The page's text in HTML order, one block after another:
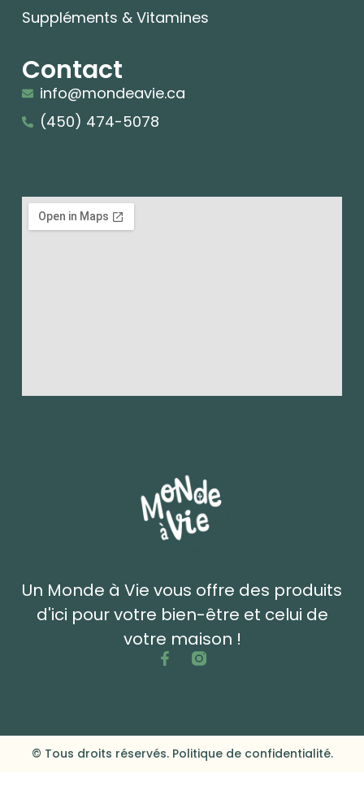
Un Monde à Vie vous offre des produits
d'ici pour votre bien-être et celui de
votre maison !
Suppléments & Vitamines
Contact
info@mondeavie.ca
(450) 474-5078
© Tous droits réservés. Politique de confidentialité.